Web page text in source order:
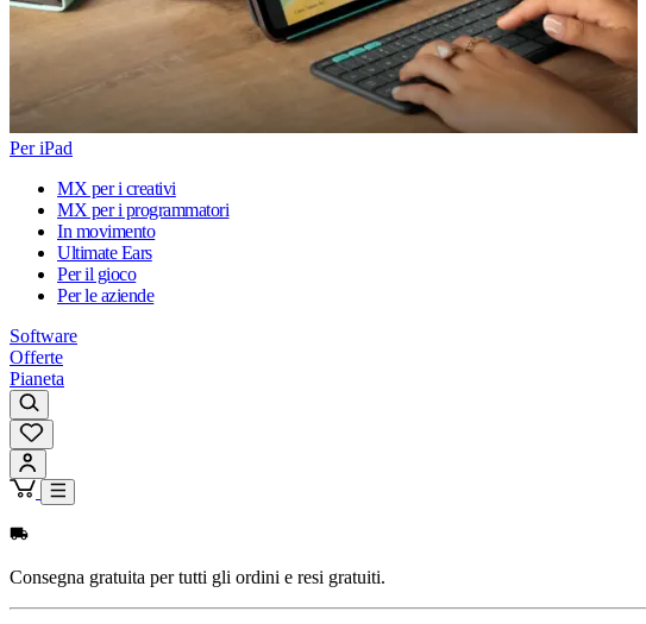
Per iPad
MX per i creativi
MX per i programmatori
In movimento
Ultimate Ears
Per il gioco
Per le aziende
Software
Offerte
Pianeta
Consegna gratuita per tutti gli ordini e resi gratuiti.